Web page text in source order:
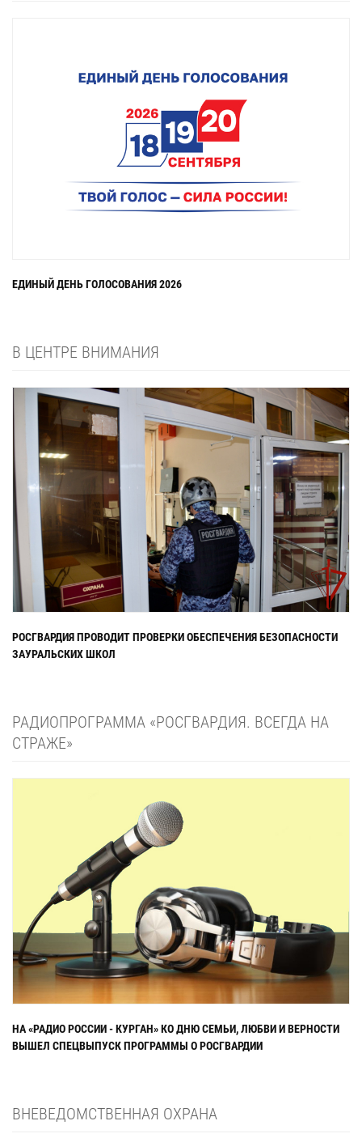
ЕДИНЫЙ ДЕНЬ ГОЛОСОВАНИЯ 2026
В ЦЕНТРЕ ВНИМАНИЯ
РОСГВАРДИЯ ПРОВОДИТ ПРОВЕРКИ ОБЕСПЕЧЕНИЯ БЕЗОПАСНОСТИ
ЗАУРАЛЬСКИХ ШКОЛ
РАДИОПРОГРАММА «РОСГВАРДИЯ. ВСЕГДА НА
СТРАЖЕ»
НА «РАДИО РОССИИ - КУРГАН» КО ДНЮ СЕМЬИ, ЛЮБВИ И ВЕРНОСТИ
ВЫШЕЛ СПЕЦВЫПУСК ПРОГРАММЫ О РОСГВАРДИИ
ВНЕВЕДОМСТВЕННАЯ ОХРАНА